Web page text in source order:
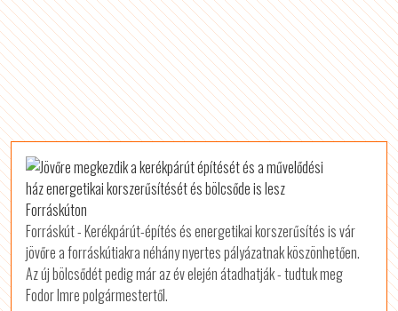
Forráskút - Kerékpárút-építés és energetikai korszerűsítés is vár
jövőre a forráskútiakra néhány nyertes pályázatnak köszönhetően.
Az új bölcsődét pedig már az év elején átadhatják - tudtuk meg
Fodor Imre polgármestertől.